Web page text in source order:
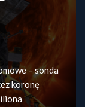
– sonda
koronę